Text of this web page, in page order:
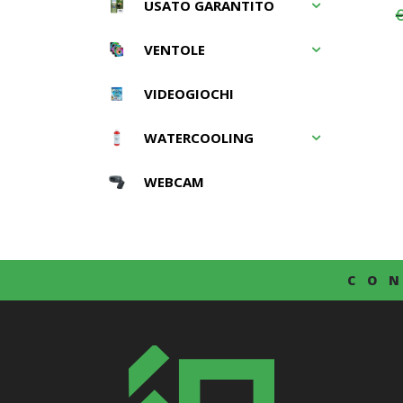
USATO GARANTITO
VENTOLE
VIDEOGIOCHI
WATERCOOLING
WEBCAM
€